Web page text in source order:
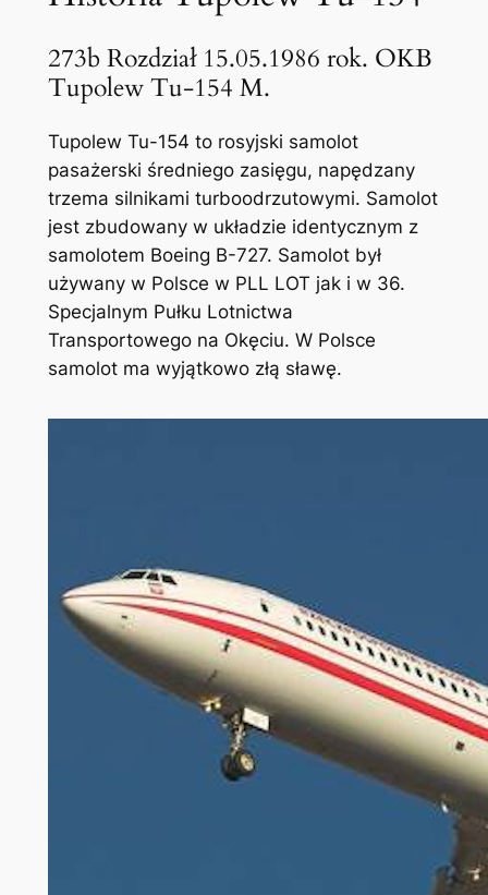
273b Rozdział 15.05.1986 rok. OKB
Tupolew Tu-154 M.
Tupolew Tu-154 to rosyjski samolot
pasażerski średniego zasięgu, napędzany
trzema silnikami turboodrzutowymi. Samolot
jest zbudowany w układzie identycznym z
samolotem Boeing B-727. Samolot był
używany w Polsce w PLL LOT jak i w 36.
Specjalnym Pułku Lotnictwa
Transportowego na Okęciu. W Polsce
samolot ma wyjątkowo złą sławę.